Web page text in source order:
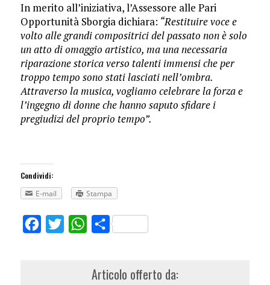
In merito all’iniziativa, l’Assessore alle Pari
Opportunità Sborgia dichiara: “Restituire voce e
volto alle grandi compositrici del passato non è solo
un atto di omaggio artistico, ma una necessaria
riparazione storica verso talenti immensi che per
troppo tempo sono stati lasciati nell’ombra.
Attraverso la musica, vogliamo celebrare la forza e
l’ingegno di donne che hanno saputo sfidare i
pregiudizi del proprio tempo”.
Condividi:
E-mail
Stampa
FacebookTwitterWhatsApp
Share
Articolo offerto da: